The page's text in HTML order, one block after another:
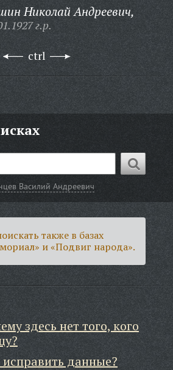
Николай Андреевич,
г.р.
ctrl
Василий Андреевич
также в базах
и «Подвиг народа».
здесь нет того, кого
данные?